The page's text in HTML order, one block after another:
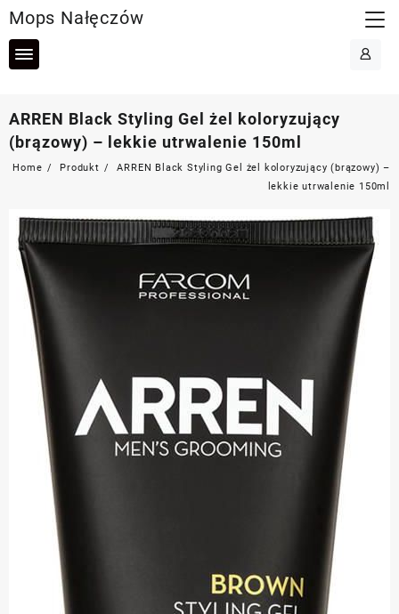
to
content
Mops Nałęczów
ARREN Black Styling Gel żel koloryzujący
(brązowy) – lekkie utrwalenie 150ml
Home Produkt
ARREN Black Styling Gel żel koloryzujący (brązowy) –
lekkie utrwalenie 150ml